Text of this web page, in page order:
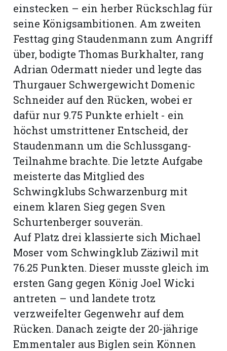
einstecken – ein herber Rückschlag für
seine Königsambitionen. Am zweiten
Festtag ging Staudenmann zum Angriff
über, bodigte Thomas Burkhalter, rang
Adrian Odermatt nieder und legte das
Thurgauer Schwergewicht Domenic
Schneider auf den Rücken, wobei er
dafür nur 9.75 Punkte erhielt - ein
höchst umstrittener Entscheid, der
Staudenmann um die Schlussgang-
Teilnahme brachte. Die letzte Aufgabe
meisterte das Mitglied des
Schwingklubs Schwarzenburg mit
einem klaren Sieg gegen Sven
Schurtenberger souverän.
Auf Platz drei klassierte sich Michael
Moser vom Schwingklub Zäziwil mit
76.25 Punkten. Dieser musste gleich im
ersten Gang gegen König Joel Wicki
antreten – und landete trotz
verzweifelter Gegenwehr auf dem
Rücken. Danach zeigte der 20-jährige
Emmentaler aus Biglen sein Können